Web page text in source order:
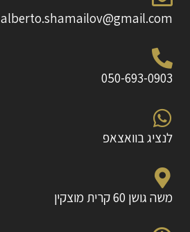
alberto.shamailov@gmail.com
050-693-0903
לנציג בוואצאפ
משה גושן 60 קרית מוצקין